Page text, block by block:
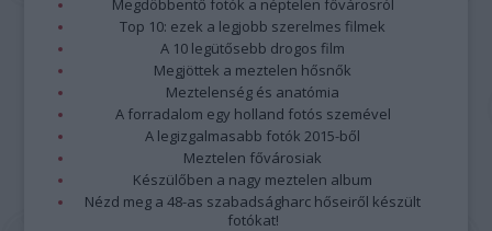
Megdöbbentő fotók a néptelen fővárosról
Top 10: ezek a legjobb szerelmes filmek
A 10 legütősebb drogos film
Megjöttek a meztelen hősnők
Meztelenség és anatómia
A forradalom egy holland fotós szemével
A legizgalmasabb fotók 2015-ből
Meztelen fővárosiak
Készülőben a nagy meztelen album
Nézd meg a 48-as szabadságharc hőseiről készült
fotókat!